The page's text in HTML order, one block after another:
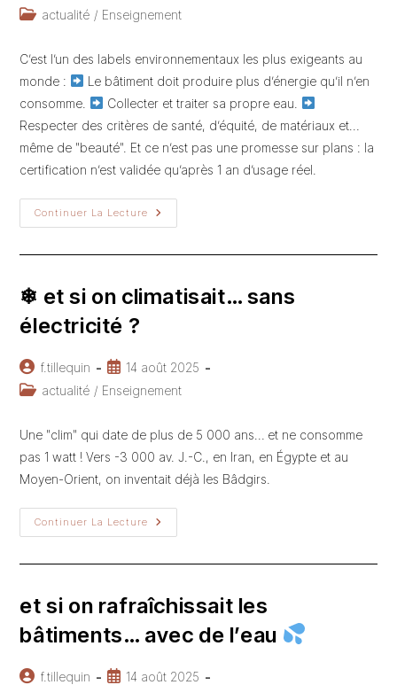
de
publiée :
Post actualité / Enseignement
C’est l’un des labels environnementaux les plus exigeants au
monde :
Le bâtiment doit produire plus d’énergie qu’il n’en
consomme.
Collecter et traiter sa propre eau.
Respecter des critères de santé, d’équité, de matériaux et…
même de "beauté". Et ce n’est pas une promesse sur plans : la
certification n’est validée qu’après 1 an d’usage réel.
Continuer La Lecture
Connaissez-
Le
Challenge”
?
❄ et si on climatisait… sans
électricité ?
Auteur/autrice
de
f.tillequin
Publication
publiée :
14 août 2025
Post actualité / Enseignement
Une "clim" qui date de plus de 5 000 ans… et ne consomme
pas 1 watt ! Vers -3 000 av. J.-C., en Iran, en Égypte et au
Moyen-Orient, on inventait déjà les Bâdgirs.
Continuer La Lecture
❄
Et
Électricité
?
et si on rafraîchissait les
bâtiments… avec de l’eau
Auteur/autrice
f.tillequin
Publication
14 août 2025